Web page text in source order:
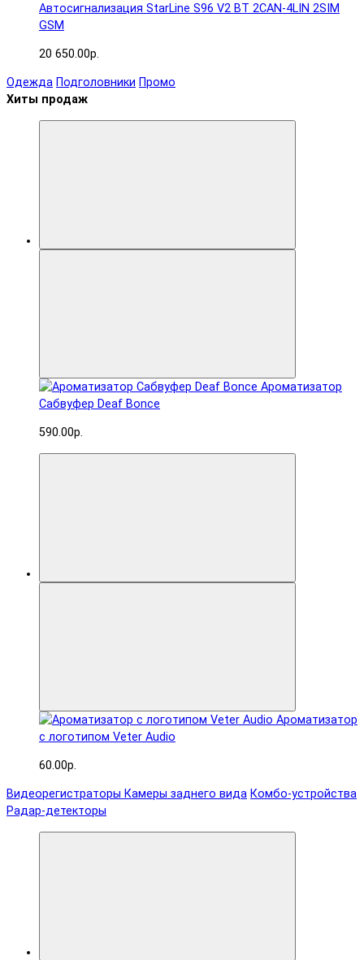
Автосигнализация StarLine S96 V2 BT 2CAN-4LIN 2SIM
GSM
20 650.00р.
Одежда Подголовники Промо
Хиты продаж
Ароматизатор
Сабвуфер Deaf Bonce
590.00р.
Ароматизатор
с логотипом Veter Audio
60.00р.
Видеорегистраторы Камеры заднего вида Комбо-устройства
Радар-детекторы